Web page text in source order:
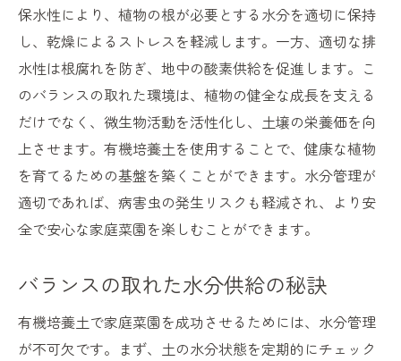
保水性により、植物の根が必要とする水分を適切に保持
し、乾燥によるストレスを軽減します。一方、適切な排
水性は根腐れを防ぎ、地中の酸素供給を促進します。こ
のバランスの取れた環境は、植物の健全な成長を支える
だけでなく、微生物活動を活性化し、土壌の栄養価を向
上させます。有機培養土を使用することで、健康な植物
を育てるための基盤を築くことができます。水分管理が
適切であれば、病害虫の発生リスクも軽減され、より安
全で安心な家庭菜園を楽しむことができます。
バランスの取れた水分供給の秘訣
有機培養土で家庭菜園を成功させるためには、水分管理
が不可欠です。まず、土の水分状態を定期的にチェック